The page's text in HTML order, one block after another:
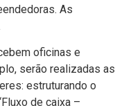
As
oficinas e
serão realizadas as
estruturando o
de caixa –